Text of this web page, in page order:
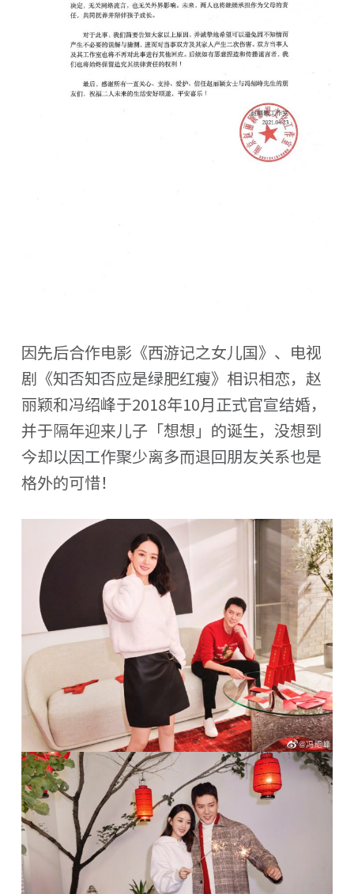
因先后合作电影《西游记之女儿国》、电视
剧《知否知否应是绿肥红瘦》相识相恋，赵
丽颖和冯绍峰于2018年10月正式官宣结婚，
并于隔年迎来儿子「想想」的诞生，没想到
今却以因工作聚少离多而退回朋友关系也是
格外的可惜！